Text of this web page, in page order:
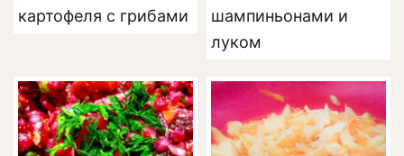
картофеля с грибами
шампиньонами и
луком